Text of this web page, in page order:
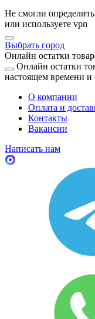
Не смогли
или используете vpn
Выбрать город
Онлайн остатки
Онлайн остатки
настоящем времени и
О компании
Оплата и
Контакты
Вакансии
Написать нам